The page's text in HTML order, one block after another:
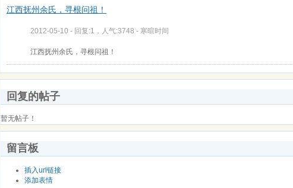
江西抚州余氏，寻根问祖！
2012-05-10 - 回复:1，人气:3748 - 寒暄时间
江西抚州余氏，寻根问祖！
回复的帖子
暂无帖子！
留言板
插入url链接
添加表情